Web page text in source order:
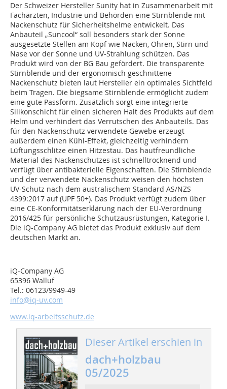
Der Schweizer Hersteller Sunity hat in Zusammenarbeit mit
Fachärzten, Industrie und Behörden eine Stirnblende mit
Nackenschutz für Sicherheitshelme entwickelt. Das
Anbauteil „Suncool“ soll besonders stark der Sonne
ausgesetzte Stellen am Kopf wie Nacken, Ohren, Stirn und
Nase vor der Sonne und UV-Strahlung schützen. Das
Produkt wird von der BG Bau gefördert. Die transparente
Stirnblende und der ergonomisch geschnittene
Nackenschutz bieten laut Hersteller ein optimales Sichtfeld
beim Tragen. Die biegsame Stirnblende ermöglicht zudem
eine gute Passform. Zusätzlich sorgt eine integrierte
Silikonschicht für einen sicheren Halt des Produkts auf dem
Helm und verhindert das Verrutschen des Anbauteils. Das
für den Nackenschutz verwendete Gewebe erzeugt
außerdem einen Kühl-Effekt, gleichzeitig verhindern
Lüftungsschlitze einen Hitzestau. Das hautfreundliche
Material des Nackenschutzes ist schnelltrocknend und
verfügt über antibakterielle Eigenschaften. Die Stirnblende
und der verwendete Nackenschutz weisen den höchsten
UV-Schutz nach dem australischem Standard AS/NZS
4399:2017 auf (UPF 50+). Das Produkt verfügt zudem über
eine CE-Konformitätserklärung nach der EU-Verordnung
2016/425 für persönliche Schutzausrüstungen, Kategorie I.
Die iQ-Company AG bietet das Produkt exklusiv auf dem
deutschen Markt an.
iQ-Company AG
65396 Walluf
Tel.: 06123/9949-49
info@iq-uv.com
www.iq-arbeitsschutz.de
Dieser Artikel erschien in
dach+holzbau
05/2025